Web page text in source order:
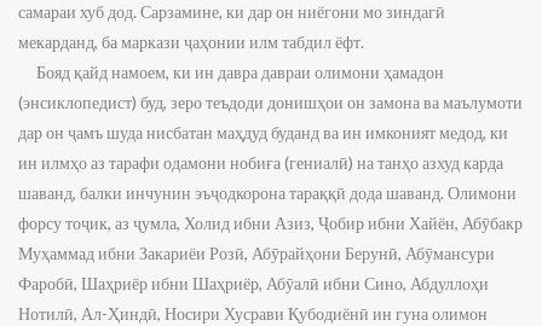
самараи хуб дод. Сарзамине, ки дар он ниёгони мо зиндагӣ
мекарданд, ба маркази ҷаҳонии илм табдил ёфт.
Бояд қайд намоем, ки ин давра давраи олимони ҳамадон
(энсиклопедист) буд, зеро теъдоди донишҳои он замона ва маълумоти
дар он ҷамъ шуда нисбатан маҳдуд буданд ва ин имконият медод, ки
ин илмҳо аз тарафи одамони нобиға (гениалӣ) на танҳо азхуд карда
шаванд, балки инчунин эъҷодкорона тараққӣ дода шаванд. Олимони
форсу тоҷик, аз ҷумла, Холид ибни Азиз, Ҷобир ибни Хайён, Абӯбакр
Муҳаммад ибни Закариёи Розӣ, Абӯрайҳони Берунӣ, Абӯмансури
Фаробӣ, Шаҳриёр ибни Шаҳриёр, Абӯалӣ ибни Сино, Абдуллоҳи
Нотилӣ, Ал-Ҳиндӣ, Носири Хусрави Қубодиёнӣ ин гуна олимон